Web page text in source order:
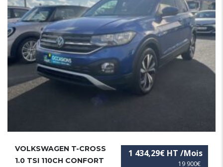
19 900€
1 434,29€ HT /Mois
VOLKSWAGEN T-CROSS
1.0 TSI 110CH CONFORT